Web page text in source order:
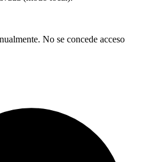
No se concede acceso